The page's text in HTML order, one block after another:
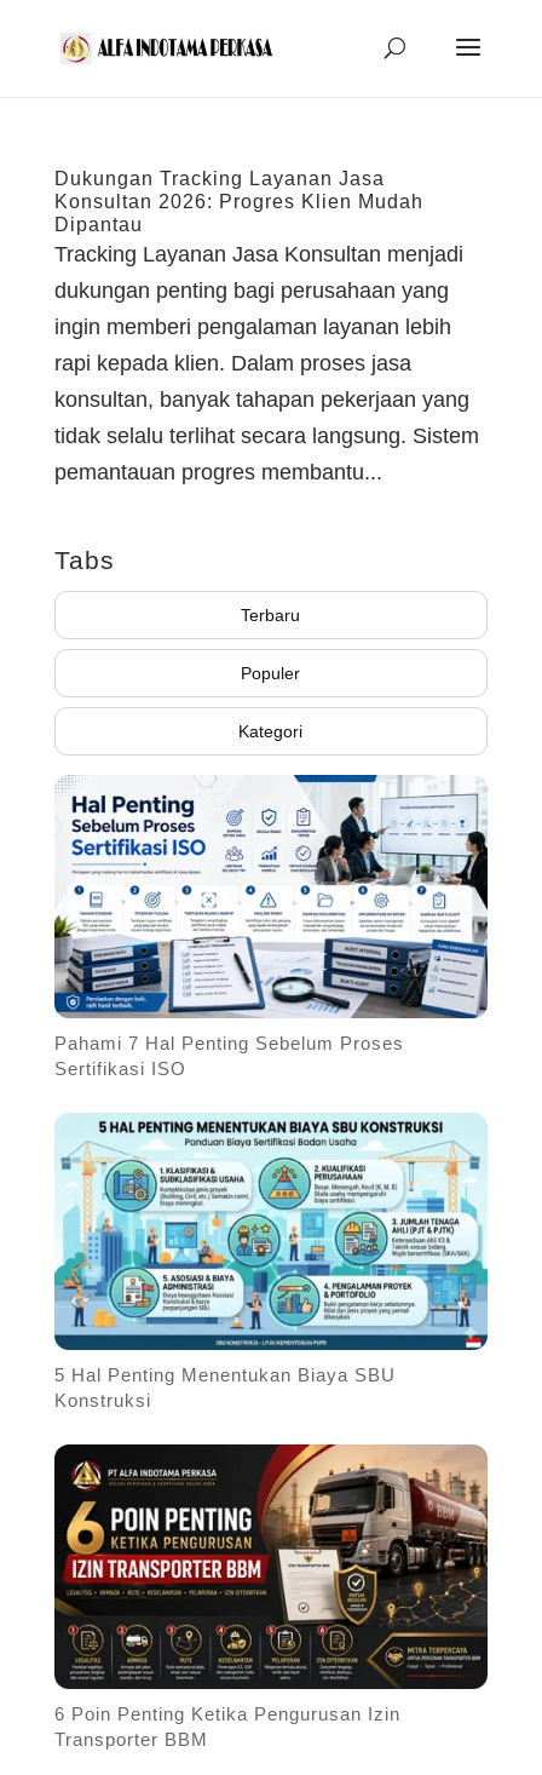
Dukungan Tracking Layanan Jasa
Konsultan 2026: Progres Klien Mudah
Dipantau
Tracking Layanan Jasa Konsultan menjadi
dukungan penting bagi perusahaan yang
ingin memberi pengalaman layanan lebih
rapi kepada klien. Dalam proses jasa
konsultan, banyak tahapan pekerjaan yang
tidak selalu terlihat secara langsung. Sistem
pemantauan progres membantu...
Tabs
Terbaru
Populer
Kategori
Pahami 7 Hal Penting Sebelum Proses
Sertifikasi ISO
5 Hal Penting Menentukan Biaya SBU
Konstruksi
6 Poin Penting Ketika Pengurusan Izin
Transporter BBM